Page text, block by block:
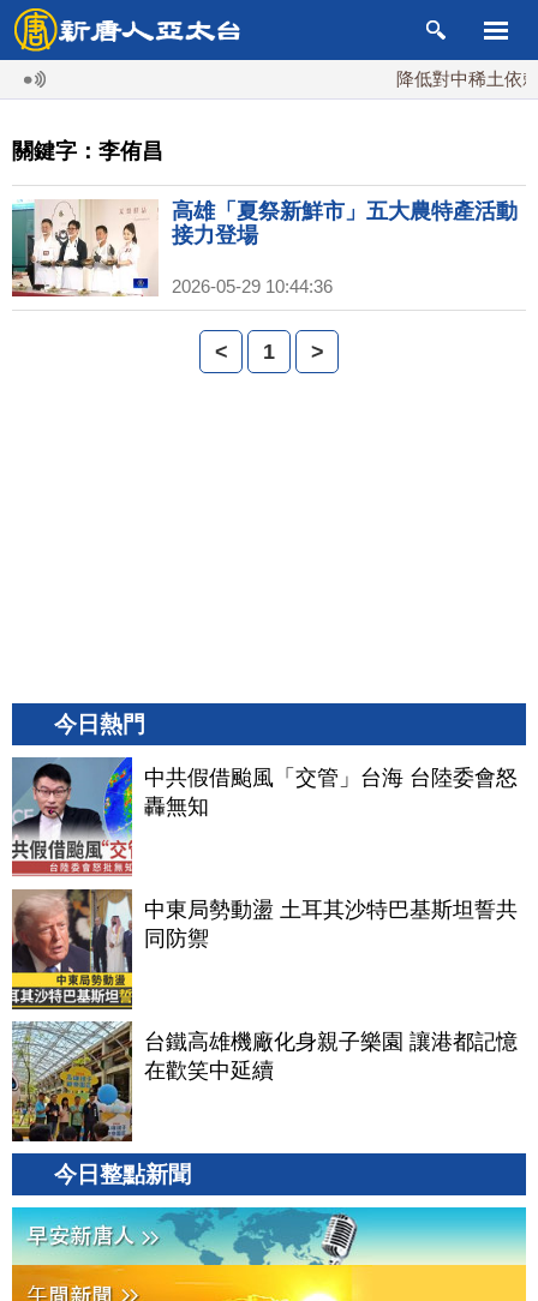
降低對中稀土依賴
關鍵字：李侑昌
高雄「夏祭新鮮市」五大農特產活動
接力登場
2026-05-29 10:44:36
< 1 >
今日熱門
中共假借颱風「交管」台海 台陸委會怒
轟無知
中東局勢動盪 土耳其沙特巴基斯坦誓共
同防禦
台鐵高雄機廠化身親子樂園 讓港都記憶
在歡笑中延續
今日整點新聞